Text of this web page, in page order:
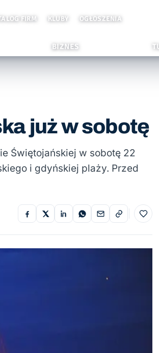
FIRM KLUBY OGŁOSZENIA
BIZNES
już w sobotę
Świętojańskiej w sobotę 22
i gdyńskiej plaży. Przed
Do